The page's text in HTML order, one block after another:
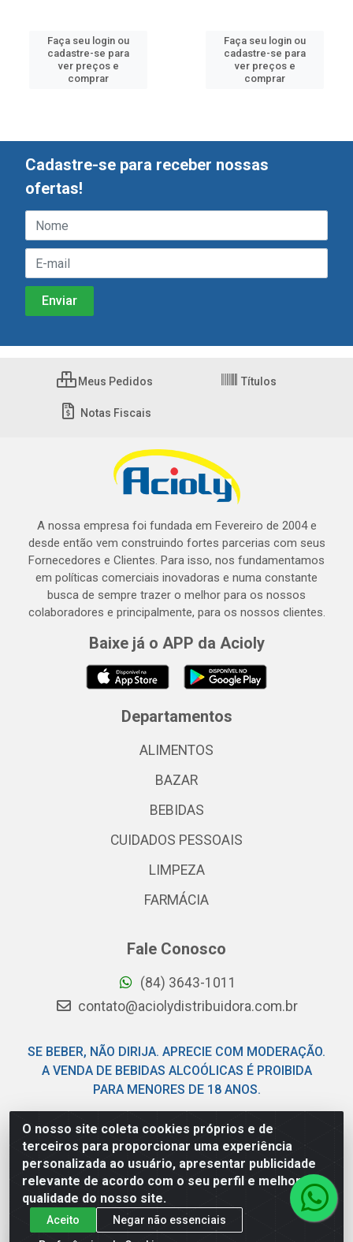
Faça seu login ou
cadastre-se para
ver preços e
comprar
Faça seu login ou
cadastre-se para
ver preços e
comprar
O nosso site coleta cookies próprios e de
terceiros para proporcionar uma experiência
personalizada ao usuário, apresentar publicidade
relevante de acordo com o seu perfil e melhorar a
qualidade do nosso site.
Aceito
Negar não essenciais
Cadastre-se para receber nossas
ofertas!
Meus Pedidos Títulos
Notas Fiscais
A nossa empresa foi fundada em Fevereiro de 2004 e
desde então vem construindo fortes parcerias com seus
Fornecedores e Clientes. Para isso, nos fundamentamos
em políticas comerciais inovadoras e numa constante
busca de sempre trazer o melhor para os nossos
colaboradores e principalmente, para os nossos clientes.
Baixe já o APP da Acioly
Departamentos
ALIMENTOS
BAZAR
BEBIDAS
CUIDADOS PESSOAIS
LIMPEZA
FARMÁCIA
Fale Conosco
(84) 3643-1011
contato@aciolydistribuidora.com.br
SE BEBER, NÃO DIRIJA. APRECIE COM MODERAÇÃO.
A VENDA DE BEBIDAS ALCOÓLICAS É PROIBIDA
PARA MENORES DE 18 ANOS.
Acioly Distribuidora - Av Piloto Pereira Tim - Parque de
Exposições - Parnamirim/RN - CEP 59146-480 - CNPJ
06.029.901/0001-92